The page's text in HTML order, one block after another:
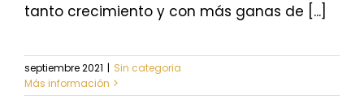
tanto crecimiento y con más ganas de [...]
septiembre 2021 | Sin categoria
Más información